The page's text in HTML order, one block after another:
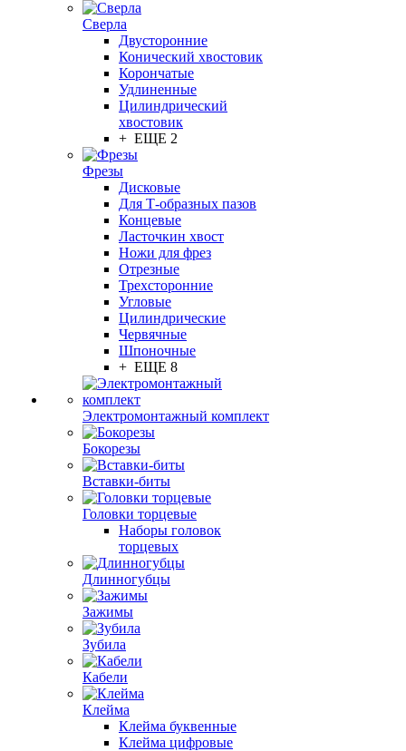
Сверла
Двусторонние
Конический хвостовик
Корончатые
Удлиненные
Цилиндрический
хвостовик
+ ЕЩЕ 2
Фрезы
Дисковые
Для Т-образных пазов
Концевые
Ласточкин хвост
Ножи для фрез
Отрезные
Трехсторонние
Угловые
Цилиндрические
Червячные
Шпоночные
+ ЕЩЕ 8
Электромонтажный комплект
Бокорезы
Вставки-биты
Головки торцевые
Наборы головок
торцевых
Длинногубцы
Зажимы
Зубила
Кабели
Клейма
Клейма буквенные
Клейма цифровые